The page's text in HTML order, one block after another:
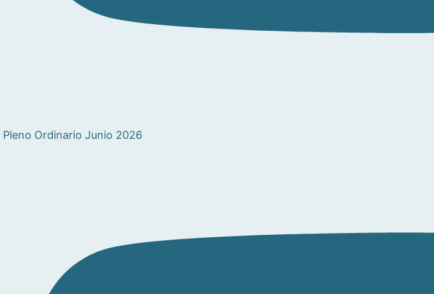
Pleno Ordinario Junio 2026